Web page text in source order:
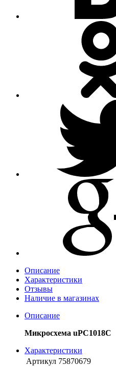
Описание
Характеристики
Отзывы
Наличие в магазинах
Описание
Микросхема uPC1018C
Характеристики
Артикул 75870679